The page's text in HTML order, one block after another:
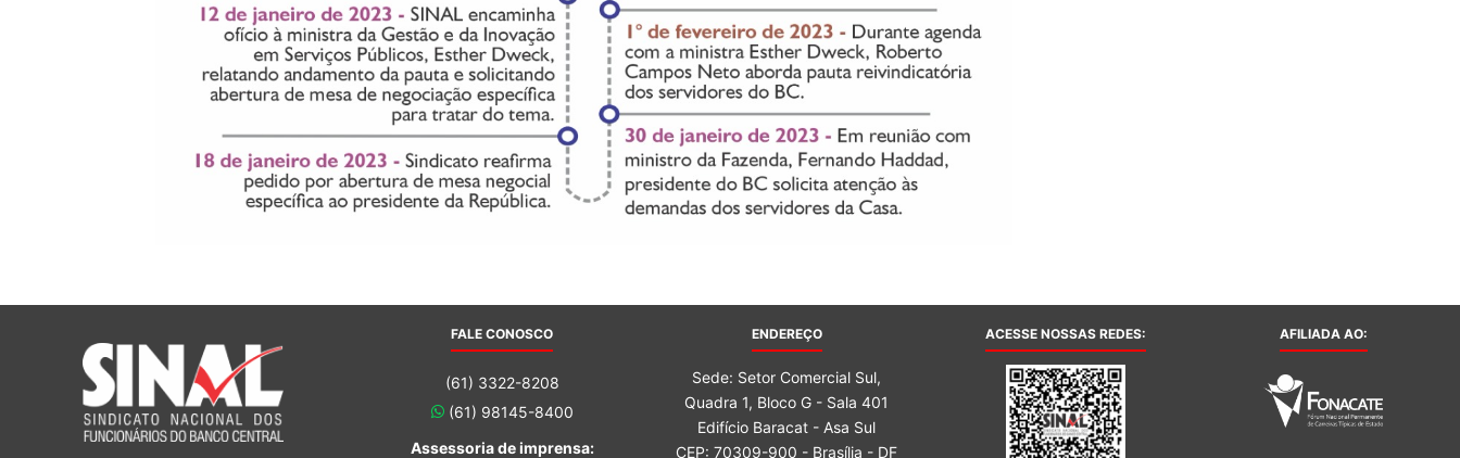
FALE CONOSCO
(61) 3322-8208
(61) 98145-8400
Assessoria de imprensa:
ENDEREÇO
Sede: Setor Comercial Sul,
Quadra 1, Bloco G - Sala 401
Edifício Baracat - Asa Sul
CEP: 70309-900 - Brasília - DF
ACESSE NOSSAS REDES: AFILIADA AO: